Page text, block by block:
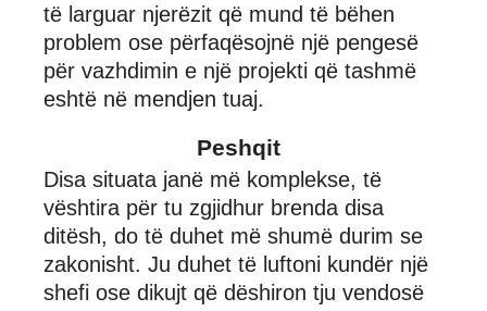
të larguar njerëzit që mund të bëhen
problem ose përfaqësojnë një pengesë
për vazhdimin e një projekti që tashmë
eshtë në mendjen tuaj.
Peshqit
Disa situata janë më komplekse, të
vështira për tu zgjidhur brenda disa
ditësh, do të duhet më shumë durim se
zakonisht. Ju duhet të luftoni kundër një
shefi ose dikujt që dëshiron tju vendosë